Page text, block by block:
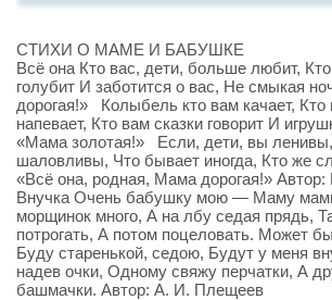
СТИХИ О МАМЕ И БАБУШКЕ
Всё она Кто вас, дети, больше любит,
голубит И заботится о вас, Не смыкая
дорогая!» Колыбель кто вам качает, Кто
напевает, Кто вам сказки говорит И
«Мама золотая!» Если, дети, вы
шаловливы, Что бывает иногда, Кто же
«Всё она, родная, Мама дорогая!»
Внучка Очень бабушку мою — Маму
морщинок много, А на лбу седая прядь,
потрогать, А потом поцеловать. Может
Буду старенькой, седою, Будут у меня
надев очки, Одному свяжу перчатки, А
башмачки. Автор: А. И. Плещеев